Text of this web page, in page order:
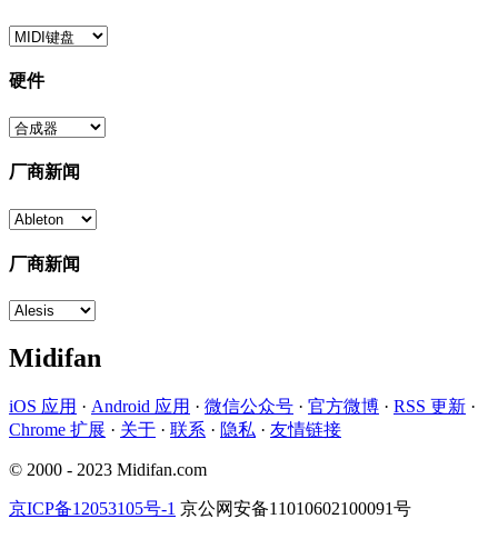
硬件
厂商新闻
厂商新闻
Midifan
iOS 应用 · Android 应用 · 微信公众号 · 官方微博 · RSS 更新 ·
Chrome 扩展 · 关于 · 联系 · 隐私 · 友情链接
© 2000 - 2023 Midifan.com
京ICP备12053105号-1 京公网安备11010602100091号